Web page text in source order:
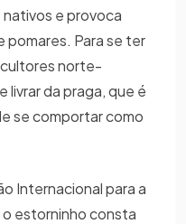
e provoca
pomares. Para se ter
norte-
livrar da praga, que é
se comportar como
Internacional para a
estorninho consta